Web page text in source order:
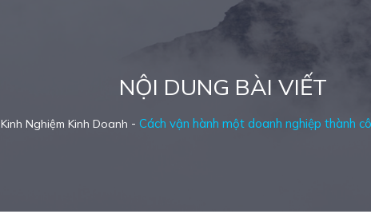
NỘI DUNG BÀI VIẾT
Kinh Nghiệm Kinh Doanh - Cách vận hành một doanh nghiệp thành